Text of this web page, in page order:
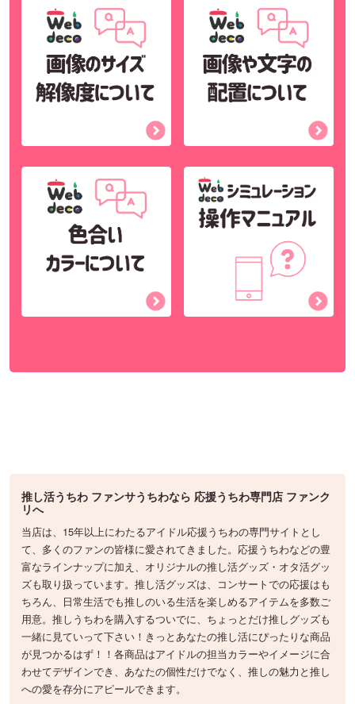
推し活うちわ ファンサうちわなら 応援うちわ専門店 ファンク
リへ
当店は、15年以上にわたるアイドル応援うちわの専門サイトとし
て、多くのファンの皆様に愛されてきました。応援うちわなどの豊
富なラインナップに加え、オリジナルの推し活グッズ・オタ活グッ
ズも取り扱っています。推し活グッズは、コンサートでの応援はも
ちろん、日常生活でも推しのいる生活を楽しめるアイテムを多数ご
用意。推しうちわを購入するついでに、ちょっとだけ推しグッズも
一緒に見ていって下さい！きっとあなたの推し活にぴったりな商品
が見つかるはず！！各商品はアイドルの担当カラーやイメージに合
わせてデザインでき、あなたの個性だけでなく、推しの魅力と推し
への愛を存分にアピールできます。